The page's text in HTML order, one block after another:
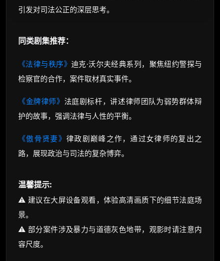
引发对司法公正的深层思考。
同类剧集推荐：
《法律与秩序》 迪克·沃尔夫经典系列，聚焦纽约警探与
检察官的合作，案件取材真实事件。
《金牌律师》 法庭剧标杆，讲述律师团队为弱势群体辩
护的故事，强调法律与人性的平衡。
《傲骨贤妻》 律政剧巅峰之作，通过女律师的复出之
路，展现政治与司法的复杂博弈。
温馨提示:
⚠️ 建议在大屏设备观看，体验高清画质下的细节法庭场
景。
⚠️ 部分案件涉及暴力与道德灰色地带，观影时请注意内
容尺度。